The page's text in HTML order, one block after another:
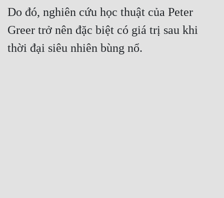
Do đó, nghiên cứu học thuật của Peter
Greer trở nên đặc biệt có giá trị sau khi
thời đại siêu nhiên bùng nổ.